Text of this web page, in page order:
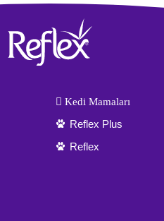
Kedi Mamaları
Reflex Plus
Reflex